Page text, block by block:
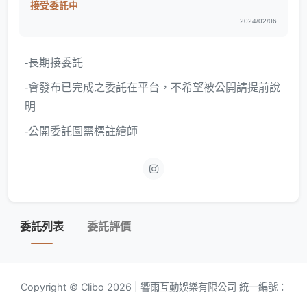
接受委託中
2024/02/06
-長期接委託
-會發布已完成之委託在平台，不希望被公開請提前說
明
-公開委託圖需標註繪師
委託列表 委託評價
Copyright © Clibo 2026 | 響雨互動娛樂有限公司 統一編號：